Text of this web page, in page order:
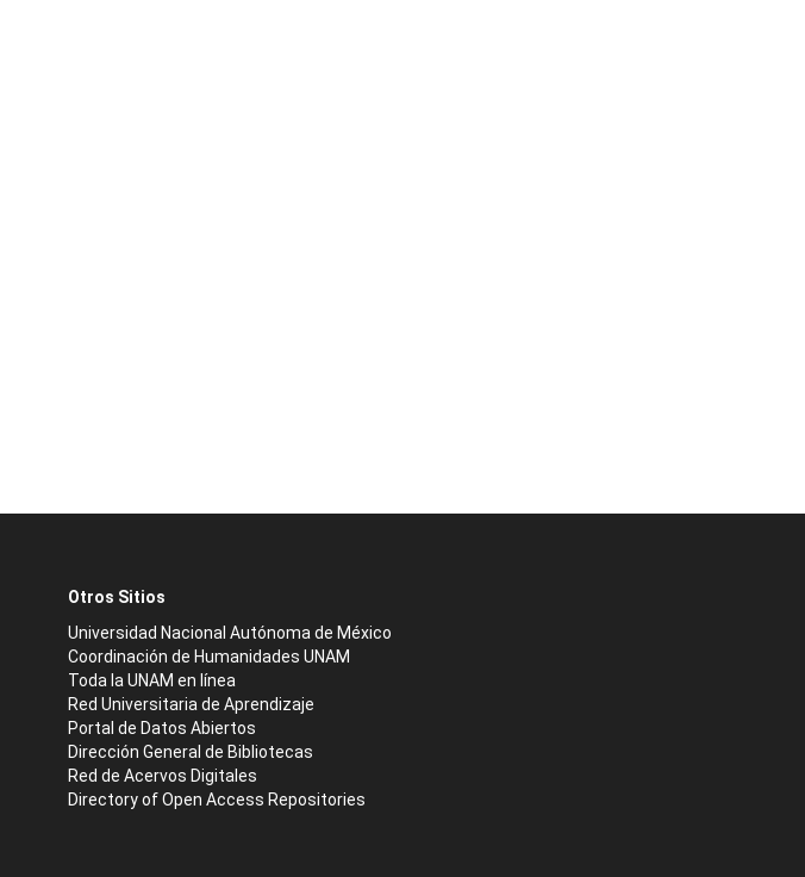
Otros Sitios
Universidad Nacional Autónoma de México
Coordinación de Humanidades UNAM
Toda la UNAM en línea
Red Universitaria de Aprendizaje
Portal de Datos Abiertos
Dirección General de Bibliotecas
Red de Acervos Digitales
Directory of Open Access Repositories